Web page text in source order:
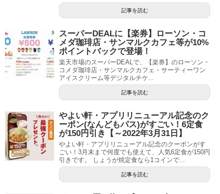
記事を読む
スーパーDEALに【楽券】ローソン・コ
メダ珈琲店・サンマルクカフェ等が10%
ポイントバックで登場！
楽天市場のスーパーDEALで、【楽券】のローソン・
コメダ珈琲店・サンマルクカフェ・サーティーワン
アイスクリーム等デジタルチケ...
記事を読む
やよい軒・アプリリニューアル記念のク
ーポン(なんどもパス)がすごい！6定食
が150円引き【～2022年3月31日】
やよい軒・アプリリニューアル記念のクーポンがす
ごい！3月末まで何度でも使えて、人気6定食が150円
引きです。 しょうが焼定食なら1コインで...
記事を読む